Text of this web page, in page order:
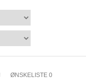
ØNSKELISTE 0